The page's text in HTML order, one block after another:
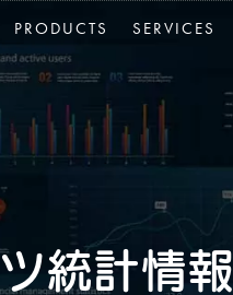
PRODUCTS SERVICES
統計情報